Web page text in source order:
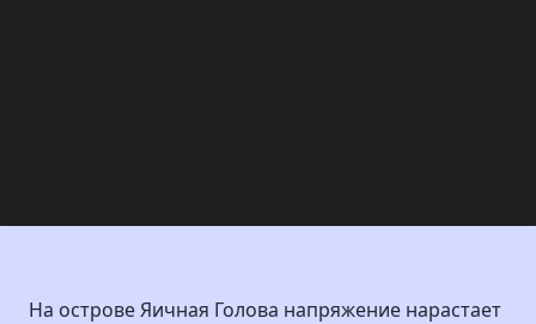
На острове Яичная Голова напряжение нарастает